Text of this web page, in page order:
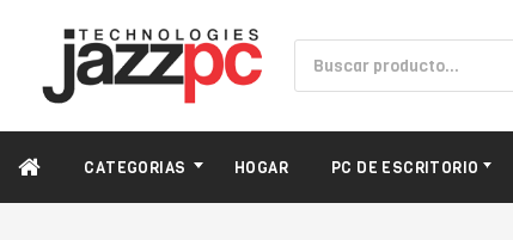
CATEGORIAS HOGAR PC DE ESCRITORIO